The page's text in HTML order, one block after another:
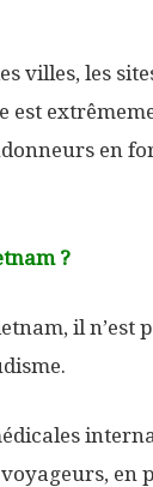
villes, les
est
en
?
il n’est
en